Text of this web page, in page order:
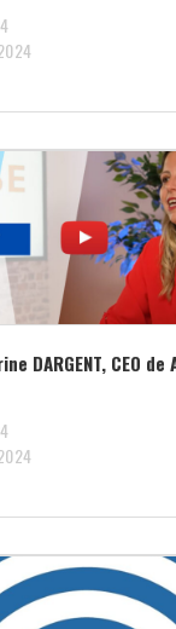
DARGENT, CEO de